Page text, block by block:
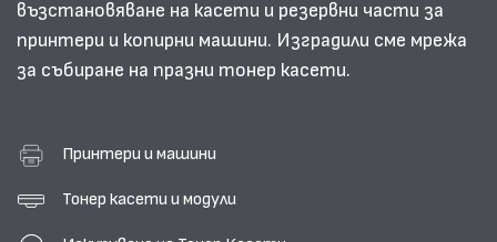
възстановяване на касети и резервни части за
принтери и копирни машини. Изградили сме мрежа
за събиране на празни тонер касети.
Принтери и машини
Тонер касети и модули